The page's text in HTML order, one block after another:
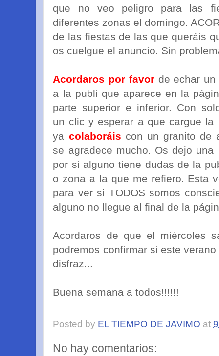
que no veo peligro para las
diferentes zonas el domingo.
de las fiestas de las que queráis
os cuelgue el anuncio. Sin
Acordaros por favorde echar un
a la publi que aparece en la
parte superior e inferior. Con
un clic y esperar a que cargue la
ya colaboráis con un granito de
se agradece mucho. Os dejo una
por si alguno tiene dudas de la
o zona a la que me refiero. Esta
para ver si TODOS somos
alguno no llegue al final de la
Acordaros de que el miércoles
podremos confirmar si este
disfraz...
Buena semana a todos!!!!!!
Posted by EL TIEMPO DE JAVIMO at
No hay comentarios: